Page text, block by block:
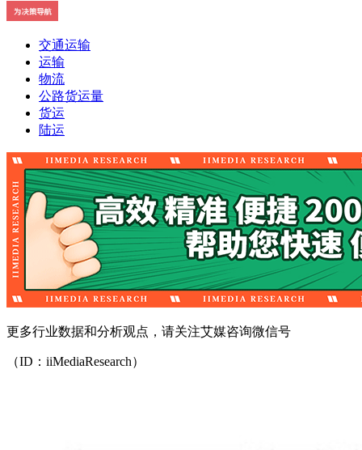
交通运输
运输
物流
公路货运量
货运
陆运
更多行业数据和分析观点，请关注艾媒咨询微信号
（ID：iiMediaResearch）